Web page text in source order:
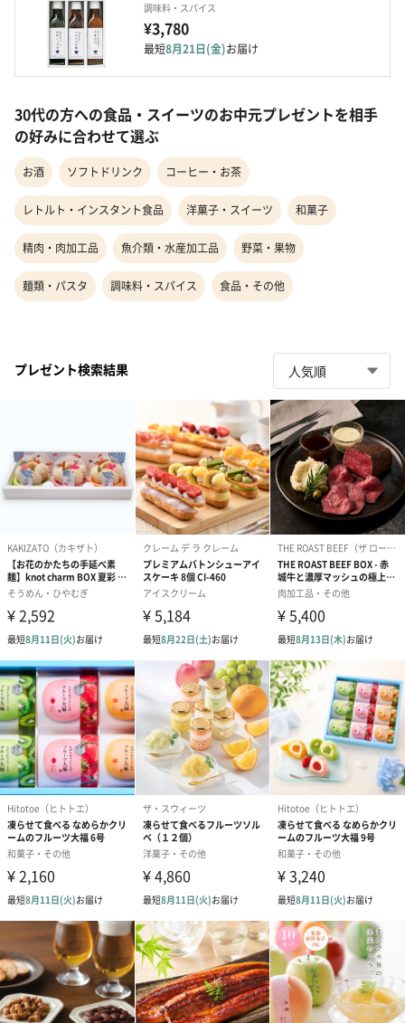
調味料・スパイス
¥3,780
最短8月21日(金)お届け
30代の方への食品・スイーツのお中元プレゼントを相手
の好みに合わせて選ぶ
お酒 ソフトドリンク コーヒー・お茶
レトルト・インスタント食品 洋菓子・スイーツ 和菓子
精肉・肉加工品 魚介類・水産加工品 野菜・果物
麺類・パスタ 調味料・スパイス 食品・その他
プレゼント検索結果